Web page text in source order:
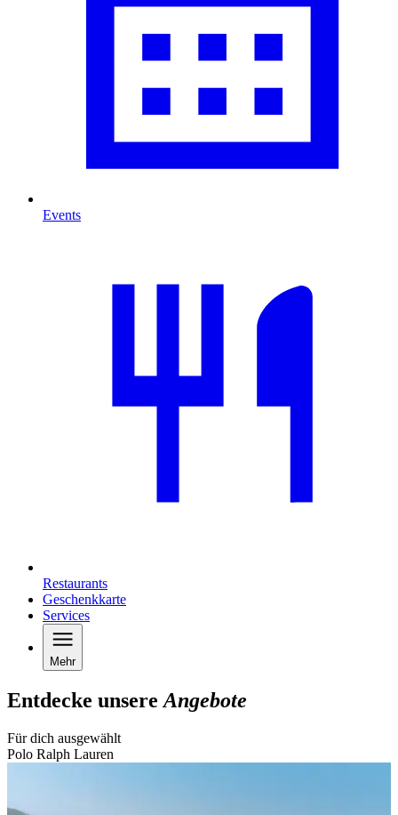
Events
Restaurants
Geschenkkarte
Services
Mehr
Entdecke unsereAngebote
Für dich ausgewählt
Polo Ralph Lauren